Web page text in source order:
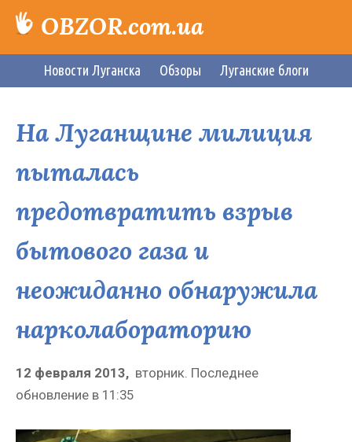
OBZOR.com.ua
Новости Луганска Обзоры Луганские блоги
На Луганщине милиция
пыталась
предотвратить взрыв
бытового газа и
неожиданно обнаружила
нарколабораторию
12 февраля 2013, вторник. Последнее
обновление в 11:35